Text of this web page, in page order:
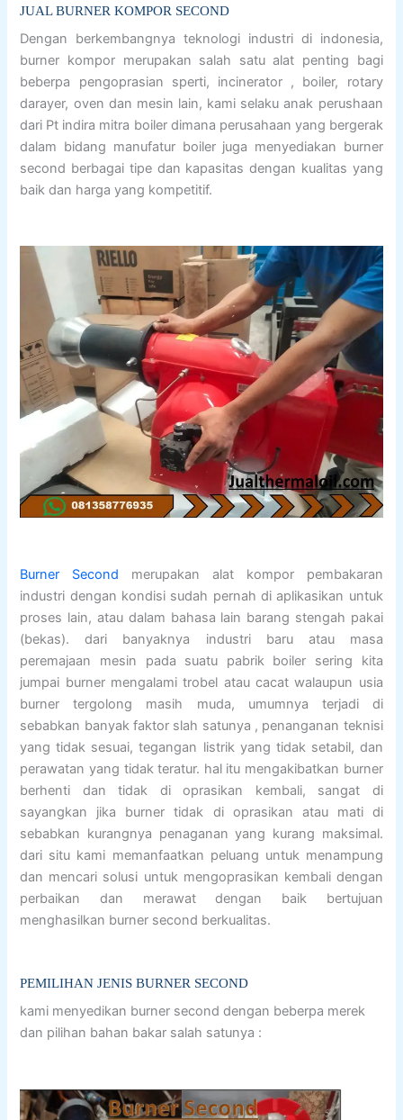
JUAL BURNER KOMPOR SECOND
Dengan berkembangnya teknologi industri di indonesia,
burner kompor merupakan salah satu alat penting bagi
beberpa pengoprasian sperti, incinerator , boiler, rotary
darayer, oven dan mesin lain, kami selaku anak perushaan
dari Pt indira mitra boiler dimana perusahaan yang bergerak
dalam bidang manufatur boiler juga menyediakan burner
second berbagai tipe dan kapasitas dengan kualitas yang
baik dan harga yang kompetitif.
Burner Second merupakan alat kompor pembakaran
industri dengan kondisi sudah pernah di aplikasikan untuk
proses lain, atau dalam bahasa lain barang stengah pakai
(bekas). dari banyaknya industri baru atau masa
peremajaan mesin pada suatu pabrik boiler sering kita
jumpai burner mengalami trobel atau cacat walaupun usia
burner tergolong masih muda, umumnya terjadi di
sebabkan banyak faktor slah satunya , penanganan teknisi
yang tidak sesuai, tegangan listrik yang tidak setabil, dan
perawatan yang tidak teratur. hal itu mengakibatkan burner
berhenti dan tidak di oprasikan kembali, sangat di
sayangkan jika burner tidak di oprasikan atau mati di
sebabkan kurangnya penaganan yang kurang maksimal.
dari situ kami memanfaatkan peluang untuk menampung
dan mencari solusi untuk mengoprasikan kembali dengan
perbaikan dan merawat dengan baik bertujuan
menghasilkan burner second berkualitas.
PEMILIHAN JENIS BURNER SECOND
kami menyedikan burner second dengan beberpa merek
dan pilihan bahan bakar salah satunya :